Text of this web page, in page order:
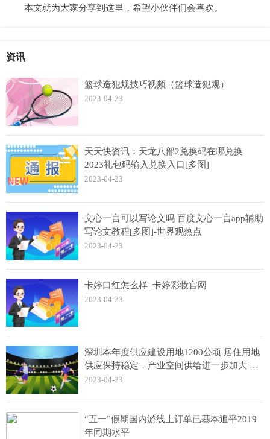
本文就为大家分享到这里，希望小伙伴们会喜欢。
资讯
篮球造犯规技巧视频（篮球造犯规）
2023-04-23
天天快资讯：天龙八部2兑换码在哪兑换
2023礼包码输入兑换入口[多图]
2023-04-23
文心一言可以写论文吗 百度文心一言app辅助
写论文教程[多图]-世界观热点
2023-04-23
卡婷口红怎么样_卡婷彩妆官网
2023-04-23
深圳本年度供应建设用地1200公顷 居住用地
供应保持稳定，产业空间供给进一步加大 全
球看热讯
2023-04-23
“五一”假期国内游线上订单已基本追平2019
年同期水平